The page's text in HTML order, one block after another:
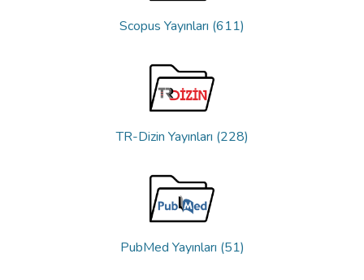
Scopus Yayınları (611)
TR-Dizin Yayınları (228)
PubMed Yayınları (51)